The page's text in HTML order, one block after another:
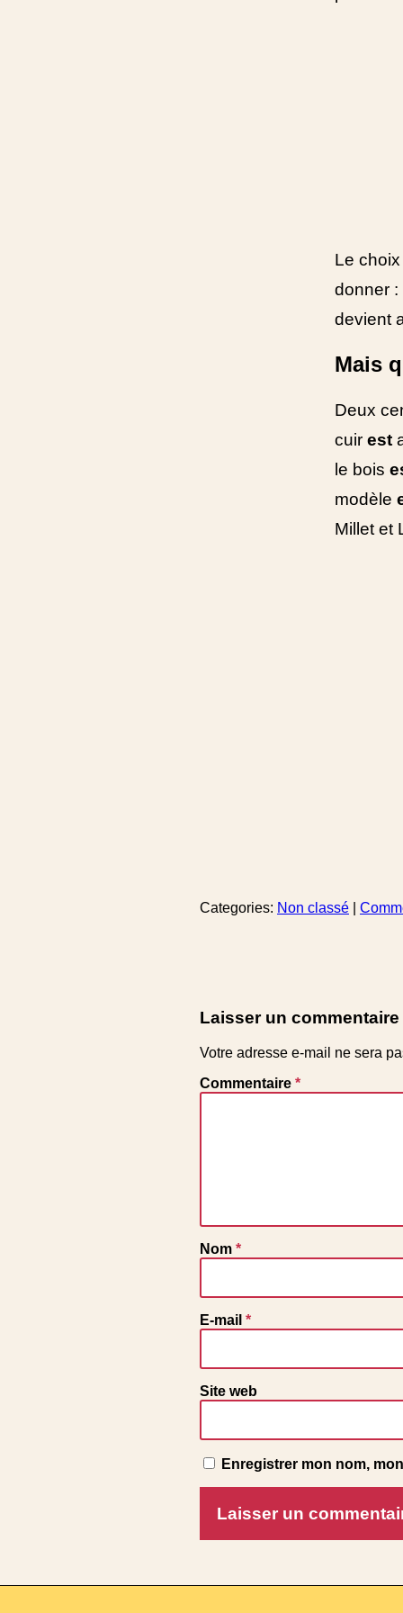
Le
donner
devient
Mais
Deux
cuir est
le bois
modèle
Millet et
Categories: Non classé
Laisser un commentaire
Votre adresse e-mail ne sera
Commentaire *
Nom *
E-mail *
Site web
Enregistrer mon nom,